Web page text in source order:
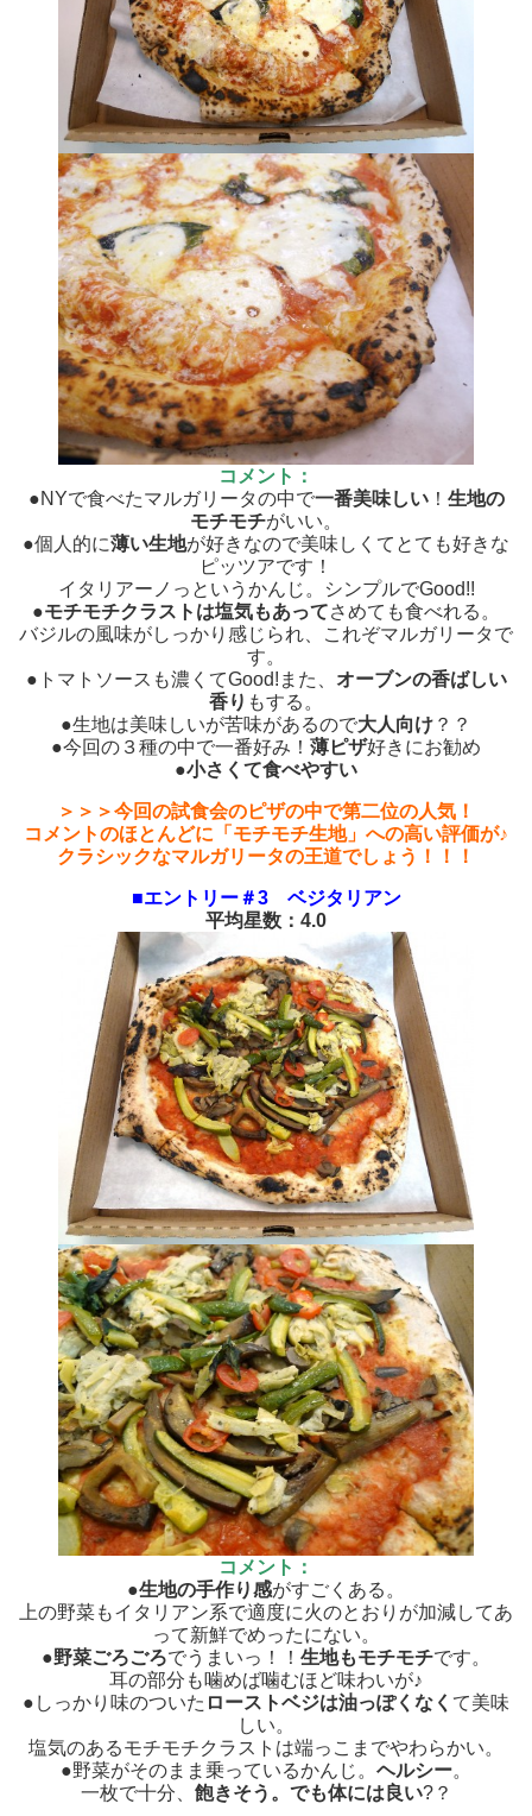
コメント：
●NYで食べたマルガリータの中で一番美味しい！ 生地の
モチモチがいい。
●個人的に薄い生地が好きなので美味しくてとても好きな
ピッツアです！
イタリアーノっというかんじ。シンプルでGood!!
●モチモチクラストは塩気もあってさめても食べれる。
バジルの風味がしっかり感じられ、これぞマルガリータで
す。
●トマトソースも濃くてGood!また、 オーブンの香ばしい
香り もする。
●生地は美味しいが苦味があるので大人向け ？？
●今回の３種の中で一番好み！ 薄ピザ好きにお勧め
●小さくて食べやすい
＞＞＞今回の試食会のピザの中で第二位の人気！
コメントのほとんどに「モチモチ生地」への高い評価が♪
クラシックなマルガリータの王道でしょう！！！
■エントリー＃3 ベジタリアン
平均星数：4.0
コメント：
●生地の手作り感がすごくある。
上の野菜もイタリアン系で適度に火のとおりが加減してあ
って新鮮でめったにない。
●野菜ごろごろでうまいっ！！ 生地もモチモチです。
耳の部分も噛めば噛むほど味わいが♪
●しっかり味のついた ローストベジは油っぽくなく て美味
しい。
塩気のあるモチモチクラストは端っこまでやわらかい。
●野菜がそのまま乗っているかんじ。 ヘルシー。
一枚で十分、 飽きそう。でも体には良い?？